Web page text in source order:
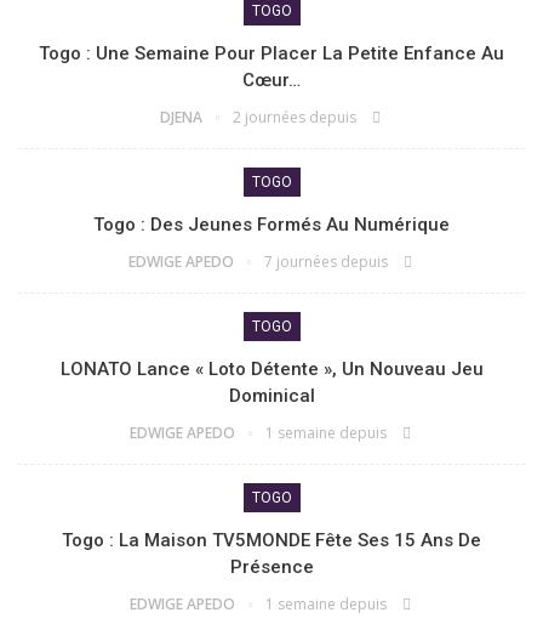
TOGO
Togo : Une Semaine Pour Placer La Petite Enfance Au
Cœur…
DJENA 2 journées depuis
TOGO
Togo : Des Jeunes Formés Au Numérique
EDWIGE APEDO 7 journées depuis
TOGO
LONATO Lance « Loto Détente », Un Nouveau Jeu
Dominical
EDWIGE APEDO 1 semaine depuis
TOGO
Togo : La Maison TV5MONDE Fête Ses 15 Ans De
Présence
EDWIGE APEDO 1 semaine depuis